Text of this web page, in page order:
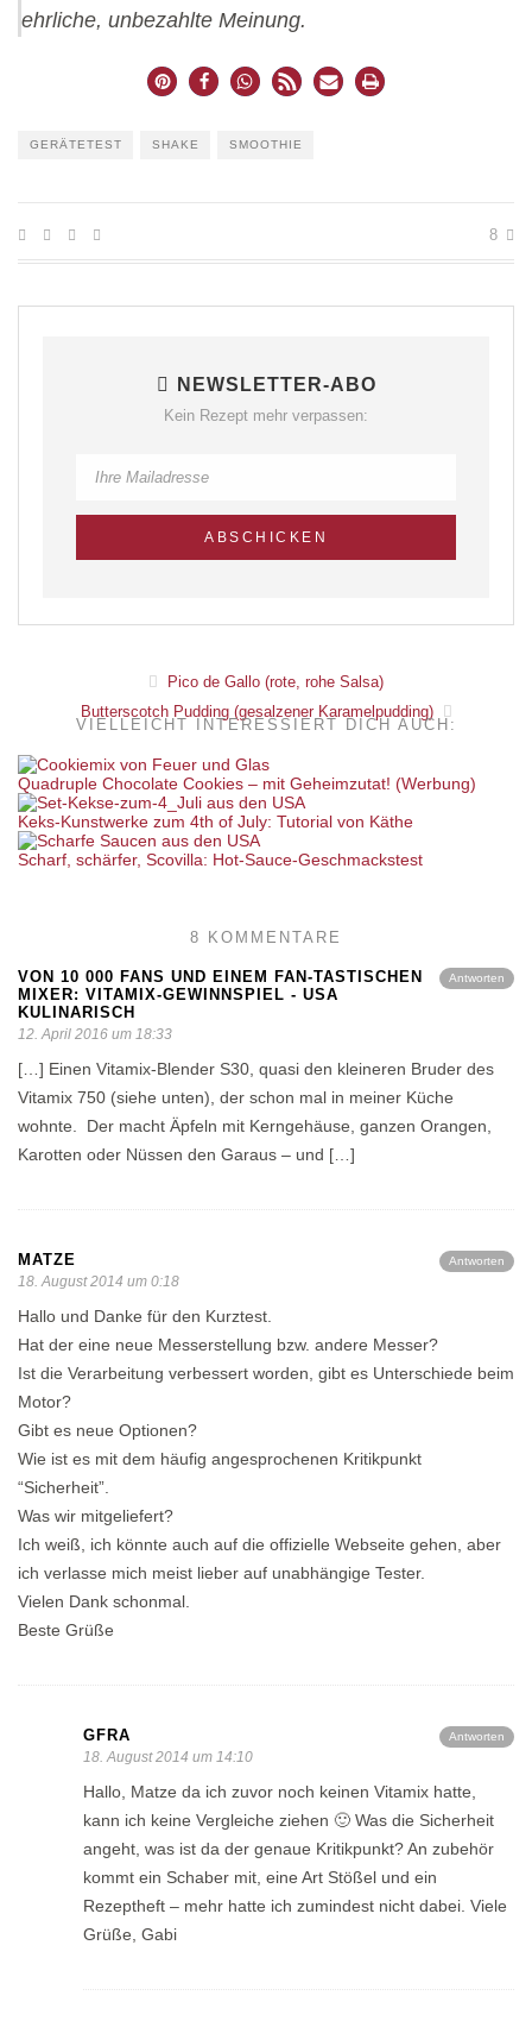
ehrliche, unbezahlte Meinung.
GERÄTETEST SHAKE SMOOTHIE
8
NEWSLETTER-ABO
Kein Rezept mehr verpassen:
Pico de Gallo (rote, rohe Salsa)
Butterscotch Pudding (gesalzener Karamelpudding)
VIELLEICHT INTERESSIERT DICH AUCH:
Quadruple Chocolate Cookies – mit Geheimzutat! (Werbung)
Keks-Kunstwerke zum 4th of July: Tutorial von Käthe
Scharf, schärfer, Scovilla: Hot-Sauce-Geschmackstest
8 KOMMENTARE
Antworten
VON 10 000 FANS UND EINEM FAN-TASTISCHEN
MIXER: VITAMIX-GEWINNSPIEL - USA
KULINARISCH
12. April 2016 um 18:33
[…] Einen Vitamix-Blender S30, quasi den kleineren Bruder des
Vitamix 750 (siehe unten), der schon mal in meiner Küche
wohnte. Der macht Äpfeln mit Kerngehäuse, ganzen Orangen,
Karotten oder Nüssen den Garaus – und […]
Antworten
MATZE
18. August 2014 um 0:18
Hallo und Danke für den Kurztest.
Hat der eine neue Messerstellung bzw. andere Messer?
Ist die Verarbeitung verbessert worden, gibt es Unterschiede beim
Motor?
Gibt es neue Optionen?
Wie ist es mit dem häufig angesprochenen Kritikpunkt
“Sicherheit”.
Was wir mitgeliefert?
Ich weiß, ich könnte auch auf die offizielle Webseite gehen, aber
ich verlasse mich meist lieber auf unabhängige Tester.
Vielen Dank schonmal.
Beste Grüße
Antworten
GFRA
18. August 2014 um 14:10
Hallo, Matze da ich zuvor noch keinen Vitamix hatte,
kann ich keine Vergleiche ziehen 🙂 Was die Sicherheit
angeht, was ist da der genaue Kritikpunkt? An zubehör
kommt ein Schaber mit, eine Art Stößel und ein
Rezeptheft – mehr hatte ich zumindest nicht dabei. Viele
Grüße, Gabi